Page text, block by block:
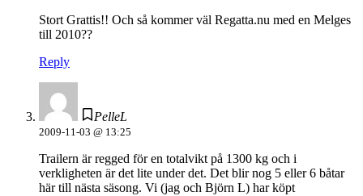
Stort Grattis!! Och så kommer väl Regatta.nu med en Melges
till 2010??
Reply
PelleL
2009-11-03 @ 13:25
Trailern är regged för en totalvikt på 1300 kg och i
verkligheten är det lite under det. Det blir nog 5 eller 6 båtar
här till nästa säsong. Vi (jag och Björn L) har köpt